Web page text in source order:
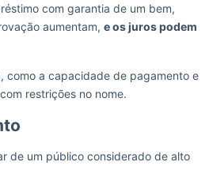
com garantia de um bem,
aumentam, e os juros podem
, como a capacidade de pagamento e
restrições no nome.
de um público considerado de alto